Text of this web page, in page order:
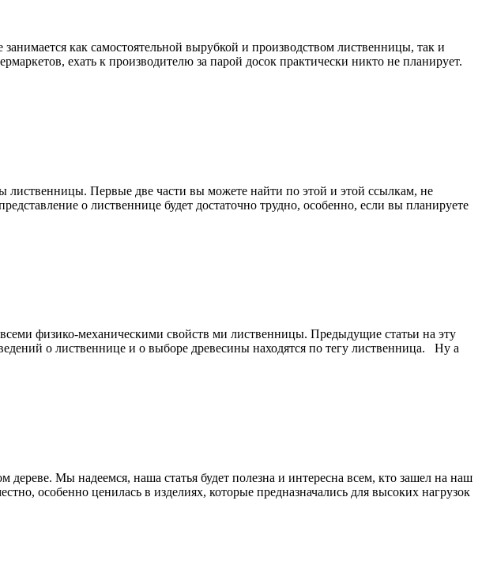
как самостоятельной вырубкой и производством лиственницы, так и
ехать к производителю за парой досок практически никто не планирует.
Первые две части вы можете найти по этой и этой ссылкам, не
о лиственнице будет достаточно трудно, особенно, если вы планируете
физико-механическими свойств ми лиственницы. Предыдущие статьи на эту
о лиственнице и о выборе древесины находятся по тегу лиственница. Ну а
Мы надеемся, наша статья будет полезна и интересна всем, кто зашел на наш
особенно ценилась в изделиях, которые предназначались для высоких нагрузок